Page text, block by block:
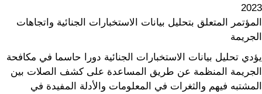
2023
المؤتمر المتعلق بتحليل بيانات الاستخبارات الجنائية واتجاهات
الجريمة
يؤدي تحليل بيانات الاستخبارات الجنائية دورا حاسما في مكافحة
الجريمة المنظمة عن طريق المساعدة على كشف الصلات بين
المشتبه فيهم والثغرات في المعلومات والأدلة المفيدة في